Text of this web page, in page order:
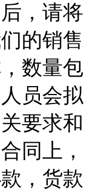
，请将
的销售
数量包
员会拟
要求和
同上，
，货款